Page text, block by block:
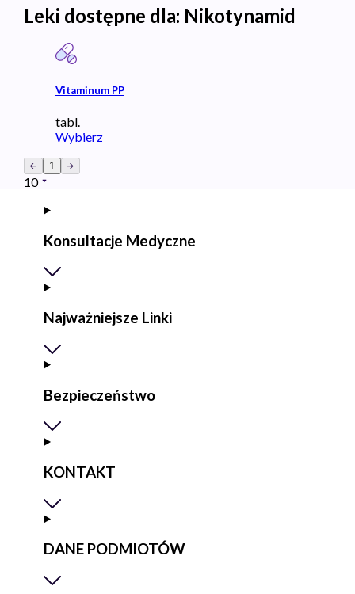
Leki dostępne dla: Nikotynamid
Vitaminum PP
tabl.
Wybierz
1
10
Konsultacje Medyczne
Najważniejsze Linki
Bezpieczeństwo
KONTAKT
DANE PODMIOTÓW